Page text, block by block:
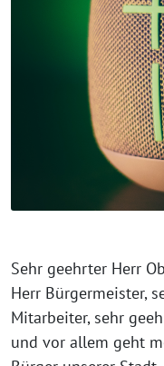
Sehr geehrter Herr Oberbürgermeister, sehr geehrter Herr Bürgermeister, sehr geehrte städtische Mitarbeiter, sehr geehrte Kolleginnen und Kollegen und vor allem geht mein Gruß an die Bürgerinnen und Bürger unserer Stadt. Der Präsident des deutschen Städtetags Christian Uhde verkündete gestern Rekordeinnahmen der Kommunen und speziell bei der Gewerbesteuer ein Allzeithoch. Nun davon sind wir in Ettlingen weit entfernt, aber unser Haushalt sieht doch erfreulicher aus als in den letzten Jahren. Für uns stellt sich natürlich die Frage, wie lange währt diese Hochkonjunkturphase und wie wirken sich die Milliarden Haftungsvolumen aus diversen Rettungsschirmen und die immer wahrscheinlicher werdenden Staatspleiten im Euroraum auf unsere künftige wirtschaftliche Entwicklung aus. Wie steuern wir Ettlingen heute so, daß Bürger heute und in Zukunft gern hier leben, so daß wir unsere Infrastruktur auch in finanziell schwierigen Zeiten erhalten können. Unsere Ettlinger Etatberatungen empfanden wir unter ihrer Leitung Herr OB Arnold entspannter als in den Vorjahren. Erkennbar war für uns ihr Ansatz einer „Kultur des Möglichmachens.“ und der Versuch Kompromisse zu finden zwischen teils langjährig gehegten gegenteiligen Auffassungen in unserem Gremium. So haben diesmal auch einige unserer Anregungen Berücksichtigung gefunden, z.B. haben nun alle Kollegen der Einstellung eines Klimamanagers zugestimmt. Auch die unsäglichen Zerrereien um den Bau der Mensa für die Carl-Orff-Schule und den Start für die Sanierung der Pestalozzischule, seit Jahren verzögert, scheinen nun allgemeiner Zustimmung gewichen zu sein. Sogar ein Kinderpass ist auf den Weg gebracht, wenngleich er aus unserer Sicht für die Bedürftigsten sehr dürftig ausfällt. Aber das ist der Gemeinderatsmehrheit und nicht der Verwaltung geschuldet. In der Kürze der Zeit seit ihrem Amtsantritt Herr Arnold ist einiges in Bewegung geraten, aber natürlich kann nicht alles, was schon lange der Entscheidung harrt in 4 Monaten abgearbeitet werden. Vieles wurde vertagt und soll dieses Jahr beraten und auf den Weg gebracht werden. So steht die Frage einer längerfristigen Konsolidierung des Haushalts durch strukturelle Änderungen an, ein Raumkonzepts für die Verwaltung, die künftige Ausrichtung der Stadtbau, ein Schulentwicklungskonzept, der Ausbau von Kinderbetreuungsangeboten, die Frage der künftigen Ettlinger Bäderlandschaft oder auch die Fortschreibung des Flächennutzungsplans sowie Ortsentwicklungskonzepte für die Stadtteile. Außerdem wollen wir über die 2 künftige Ausrichtung der Schlossfestspiele beraten, Nutzungsüberlegungen zum Schloß anstellen, endlich ein Hallennutzungskonzept erstellen und das Gebühren- und Zuschusswesen neu ordnen. Wir sind Optimisten! Aber zu unseren Haushaltsdaten: Mit einem Gesamthaushaltsvolumen von 115,3 Mio liegen wir 5 Mio über dem von 2011 Im Verw. HH steigen die Einnahmen um 9Mio auf 100,6 Mio, besonders hervorzuheben sind Einnahmeverbesserungen bei die Gewerbesteuer, dem Gemeindeanteil an der Einkommensteuer, den Schlüsselzuweisungen und Zuschüssen des Landes insbesondere für die Kleinkinderbetreuung. So können wir 7,5 Mio € an den Vermögenshaushalt überführen. Bei geplanten Investitionen von 14,6 Mio € sollen die fehlenden Deckungsmittel vor allem aus Landeszuschüssen für die Schlossanierung und wiederum 3 Mio aus Grundstücksverkäufen kommen. Das bedeutet Verzehr städtischer Substanz. Unsere Rücklagen werden sich den Erwartungen zufolge bis Jahresende auf ca. 6 Mio € reduzieren. Dem stehen zwischenzeitlich 8 Mio € Schulden gegenüber. Der Haushalt verzichtet zwar auf eine Neuverschuldung, aber ohne dieses Jahr aktiv gegenzusteuern haben wir keinerlei finanzielle Spielräume für die Investitionen der Zukunft. So weist unsere mittelfristige Finanzplanung derzeit auch einen Fehlbetrag von 18 Mio oder 34% aus und viele wichtige Maßnahmen für die Folgejahre sind darin noch gar nicht berücksichtigt. Es gibt